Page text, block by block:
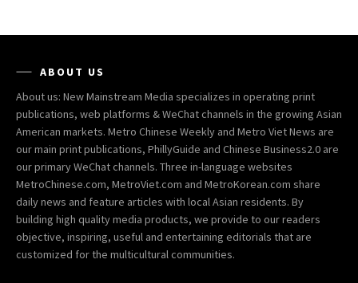
ABOUT US
About us: New Mainstream Media specializes in operating print
publications, web platforms & WeChat channels in the growing Asian
American markets. Metro Chinese Weekly and Metro Viet News are
our main print publications, PhillyGuide and Chinese Business2.0 are
our primary WeChat channels. Three in-language websites
MetroChinese.com, MetroViet.com and MetroKorean.com share
daily news and feature articles with local Asian residents. By
building high quality media products, we provide to our readers
objective, inspiring, useful and entertaining editorials that are
customized for the multicultural communities.